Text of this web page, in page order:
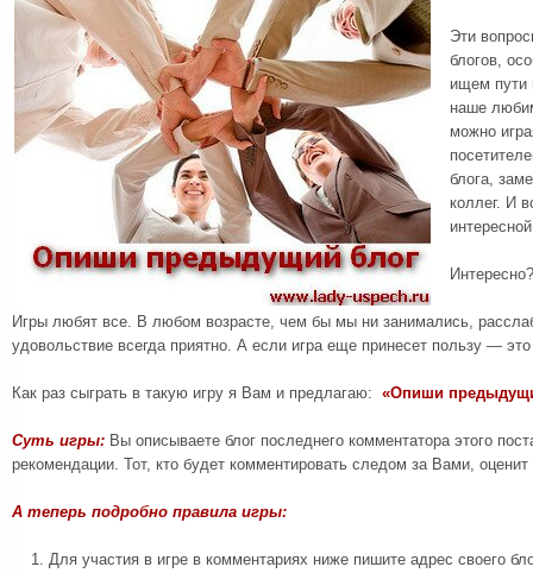
Эти
блогов,
ищем пути
наше
можно
блога,
коллег. И
Игры любят все. В любом возрасте, чем бы мы ни занимались,
удовольствие всегда приятно. А если игра еще принесет пользу —
Как раз сыграть в такую игру я Вам и предлагаю: «Опиши
Суть игры: Вы описываете блог последнего комментатора этого
рекомендации. Тот, кто будет комментировать следом за Вами,
А теперь подробно правила игры:
Для участия в игре в комментариях ниже пишите адрес своего